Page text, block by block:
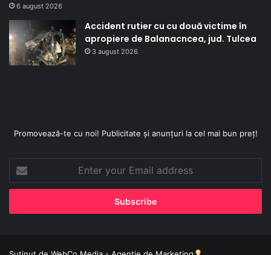
6 august 2026
Accident rutier cu cu două victime în
apropiere de Balanacncea, jud. Tulcea
3 august 2026
Promovează-te cu noi! Publicitate și anunțuri la cel mai bun preț!
your
Email